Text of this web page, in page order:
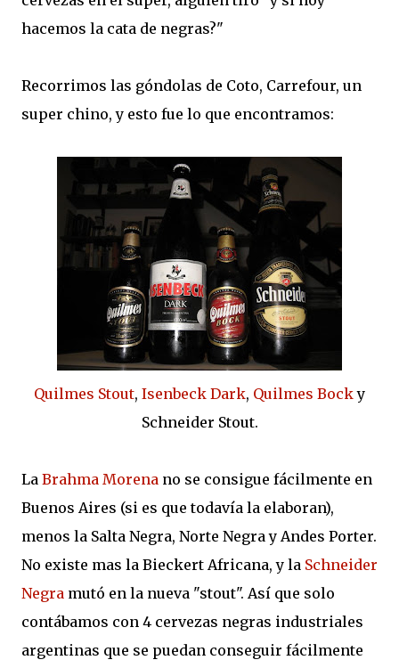
hacemos la cata de negras?"
Recorrimos las góndolas de Coto, Carrefour, un
super chino, y esto fue lo que encontramos:
Quilmes Stout, Isenbeck Dark, Quilmes Bocky
Schneider Stout.
La Brahma Morena no se consigue fácilmente en
Buenos Aires (si es que todavía la elaboran),
menos la Salta Negra, Norte Negra y Andes Porter.
No existe mas la Bieckert Africana, y la Schneider
Negra mutó en la nueva "stout". Así que solo
contábamos con 4 cervezas negras industriales
argentinas que se puedan conseguir fácilmente